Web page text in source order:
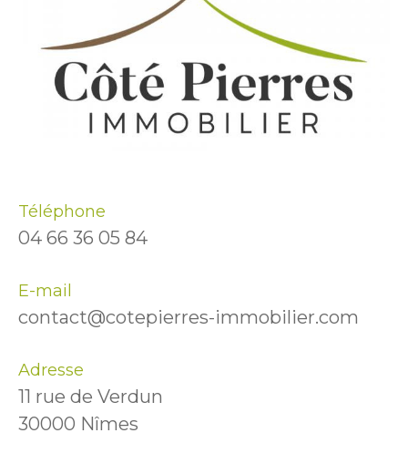
Téléphone
04 66 36 05 84
E-mail
contact@cotepierres-immobilier.com
Adresse
11 rue de Verdun
30000 Nîmes